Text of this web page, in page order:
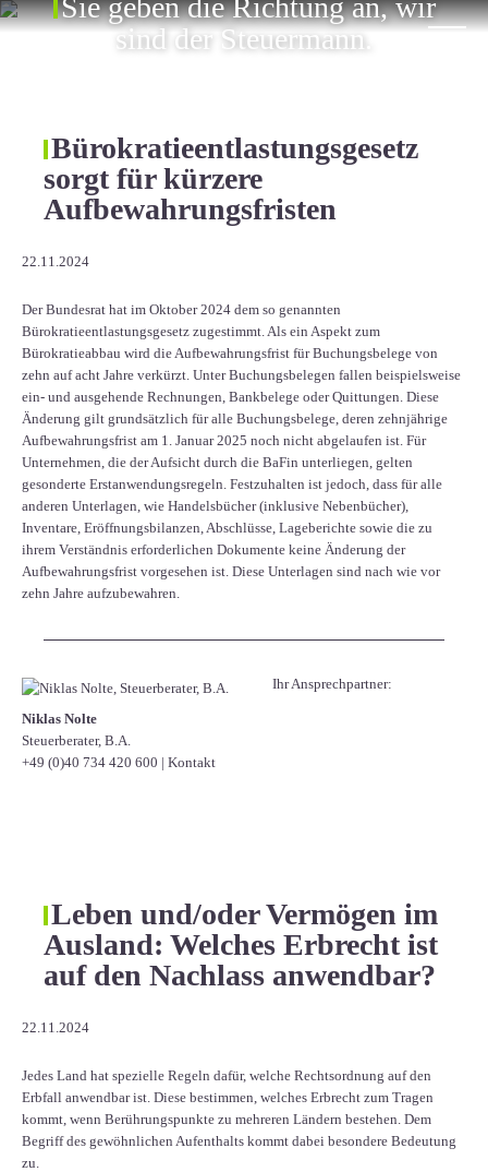
Sie geben die Richtung an, wir
sind der Steuermann.
Bürokratieentlastungsgesetz
sorgt für kürzere
Aufbewahrungsfristen
22.11.2024
Der Bundesrat hat im Oktober 2024 dem so genannten
Bürokratieentlastungsgesetz zugestimmt. Als ein Aspekt zum
Bürokratieabbau wird die Aufbewahrungsfrist für Buchungsbelege von
zehn auf acht Jahre verkürzt. Unter Buchungsbelegen fallen beispielsweise
ein- und ausgehende Rechnungen, Bankbelege oder Quittungen. Diese
Änderung gilt grundsätzlich für alle Buchungsbelege, deren zehnjährige
Aufbewahrungsfrist am 1. Januar 2025 noch nicht abgelaufen ist. Für
Unternehmen, die der Aufsicht durch die BaFin unterliegen, gelten
gesonderte Erstanwendungsregeln. Festzuhalten ist jedoch, dass für alle
anderen Unterlagen, wie Handelsbücher (inklusive Nebenbücher),
Inventare, Eröffnungsbilanzen, Abschlüsse, Lageberichte sowie die zu
ihrem Verständnis erforderlichen Dokumente keine Änderung der
Aufbewahrungsfrist vorgesehen ist. Diese Unterlagen sind nach wie vor
zehn Jahre aufzubewahren.
Ihr Ansprechpartner:
Niklas Nolte
Steuerberater, B.A.
+49 (0)40 734 420 600 | Kontakt
Leben und/oder Vermögen im
Ausland: Welches Erbrecht ist
auf den Nachlass anwendbar?
22.11.2024
Jedes Land hat spezielle Regeln dafür, welche Rechtsordnung auf den
Erbfall anwendbar ist. Diese bestimmen, welches Erbrecht zum Tragen
kommt, wenn Berührungspunkte zu mehreren Ländern bestehen. Dem
Begriff des gewöhnlichen Aufenthalts kommt dabei besondere Bedeutung
zu.
ÜBER UNS
KONTAKT